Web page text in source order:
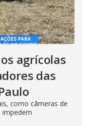
agrícolas
das
como câmeras de
impedem